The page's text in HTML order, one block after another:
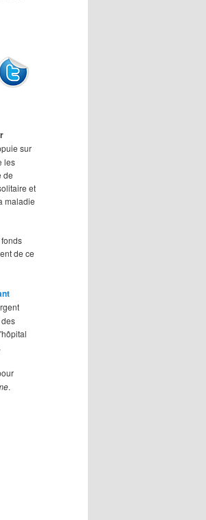
sur
les
de
et
maladie
de ce
.